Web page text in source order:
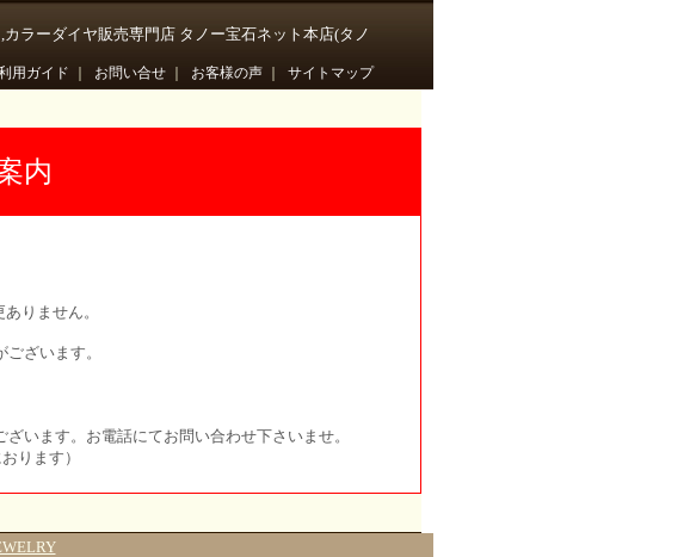
ラーダイヤ販売専門店 タノー宝石ネット本店(タノ
用ガイド お問い合せ｜ お客様の声｜ サイトマップ
内
りません。
ざいます。
います。お電話にてお問い合わせ下さいませ。
ります）